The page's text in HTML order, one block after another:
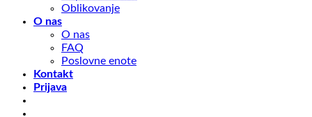
Oblikovanje
O nas
O nas
FAQ
Poslovne enote
Kontakt
Prijava